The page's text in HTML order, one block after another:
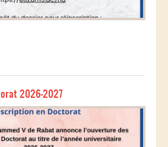
2026-2027